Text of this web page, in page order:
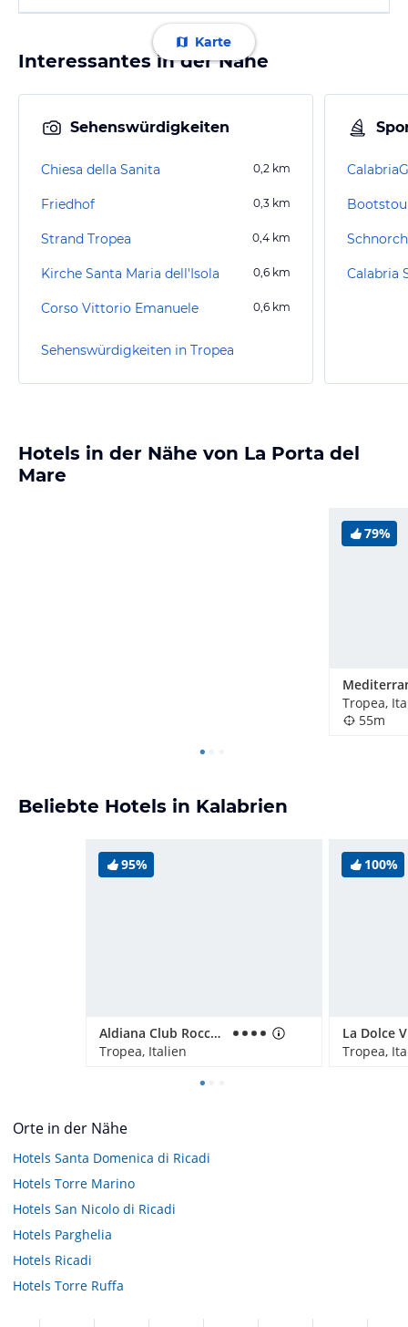
Karte
Interessantes in der Nähe
Sehenswürdigkeiten
Chiesa della Sanita 0,2 km
Friedhof 0,3 km
Strand Tropea 0,4 km
Kirche Santa Maria dell'Isola 0,6 km
Corso Vittorio Emanuele 0,6 km
Sehenswürdigkeiten in Tropea
Hotels in der Nähe von La Porta del
Mare
79%
Tropea,
55m
Beliebte Hotels in Kalabrien
95%
Aldiana Club Rocca Nettuno Calabria
Tropea, Italien
100%
Tropea,
Orte in der Nähe
Hotels Santa Domenica di Ricadi
Hotels Torre Marino
Hotels San Nicolo di Ricadi
Hotels Parghelia
Hotels Ricadi
Hotels Torre Ruffa